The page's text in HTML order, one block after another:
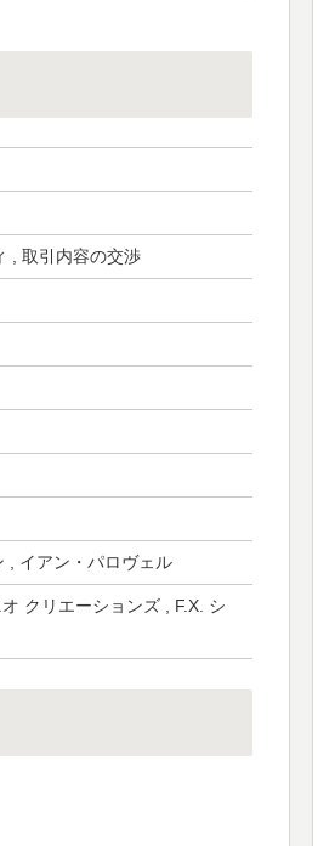
, 取引内容の交渉
, イアン・パロヴェル
クリエーションズ , F.X. シ